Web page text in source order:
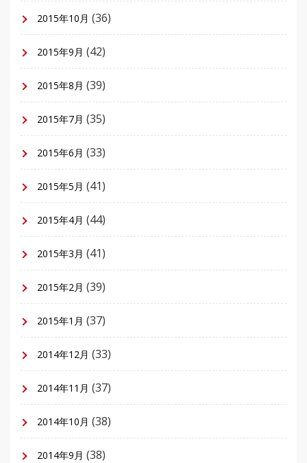
2015年10月 (36)
2015年9月 (42)
2015年8月 (39)
2015年7月 (35)
2015年6月 (33)
2015年5月 (41)
2015年4月 (44)
2015年3月 (41)
2015年2月 (39)
2015年1月 (37)
2014年12月 (33)
2014年11月 (37)
2014年10月 (38)
2014年9月 (38)